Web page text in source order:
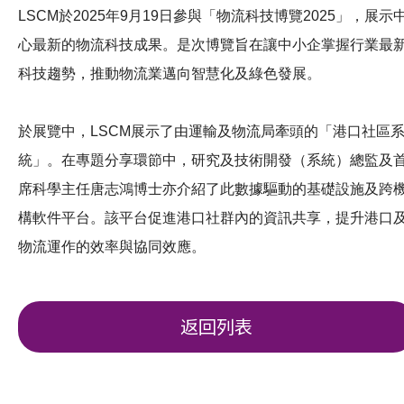
LSCM於2025年9月19日參與「物流科技博覽2025」，展示
心最新的物流科技成果。是次博覽旨在讓中小企掌握行業最
科技趨勢，推動物流業邁向智慧化及綠色發展。
於展覽中，LSCM展示了由運輸及物流局牽頭的「港口社區系
統」。在專題分享環節中，研究及技術開發（系統）總監及
席科學主任唐志鴻博士亦介紹了此數據驅動的基礎設施及跨
構軟件平台。該平台促進港口社群內的資訊共享，提升港口
物流運作的效率與協同效應。
返回列表